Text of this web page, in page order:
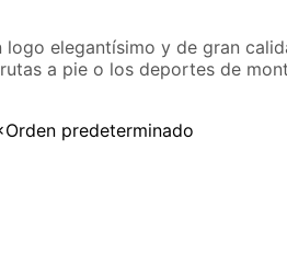
logo elegantísimo y de gran
a pie o los deportes de
Orden predeterminado